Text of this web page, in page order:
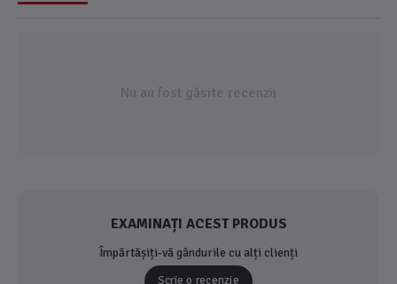
Nu au fost găsite recenzii
EXAMINAȚI ACEST PRODUS
Împărtășiți-vă gândurile cu alți clienți
Scrie o recenzie